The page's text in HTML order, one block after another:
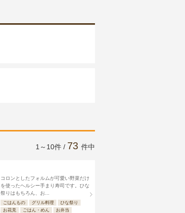
1～10件 / 73 件中
コロンとしたフォルムが可愛い野菜だけ
を使ったヘルシー手まり寿司です。ひな
祭りはもちろん、お...
ごはんもの グリル料理
ひな祭り
お花見
ごはん・めん
お弁当